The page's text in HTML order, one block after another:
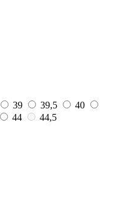
39 39,5
40
44
44,5